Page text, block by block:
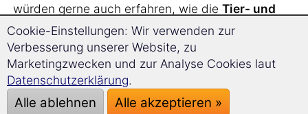
würden gerne auch erfahren, wie die Tier- und
Pflanzenartenauf Italienisch heißen?
Sie sehen sich gernNaturfilme im Original an
und benötigen hierfür einen größeren
Wortschatz?
Cookie-Einstellungen: Wir verwenden zur
Verbesserung unserer Website, zu
Marketingzwecken und zur Analyse Cookies laut
Datenschutzerklärung.
Alle ablehnen Alle akzeptieren »